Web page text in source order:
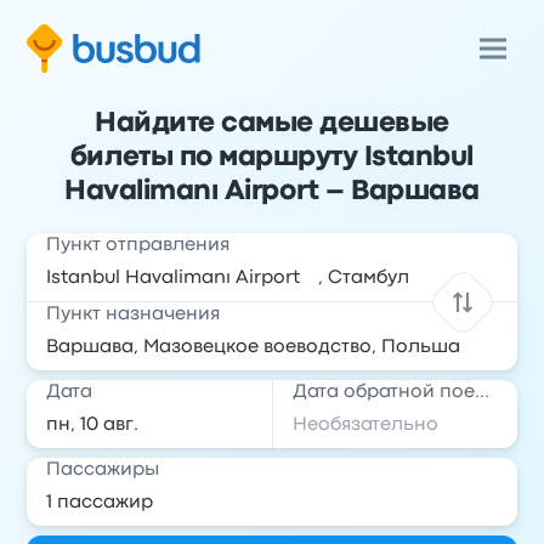
Найдите самые дешевые
билеты по маршруту Istanbul
Havalimanı Airport – Варшава
Пункт отправления
Пункт назначения
Дата Дата обратной поездки
Пассажиры